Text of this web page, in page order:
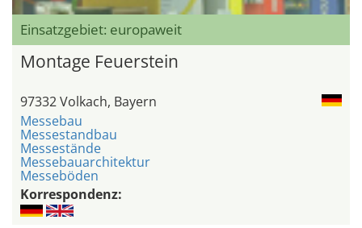
Einsatzgebiet: europaweit
Montage Feuerstein
97332 Volkach, Bayern
Messebau
Messestandbau
Messestände
Messebauarchitektur
Messeböden
Korrespondenz: